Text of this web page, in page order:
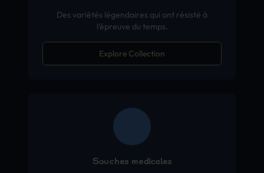
Des variétés légendaires qui ont résisté à
l’épreuve du temps.
Explore Collection
Souches médicales